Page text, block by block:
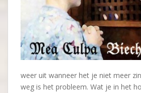
weer uit wanneer het je niet meer
weg is het probleem. Wat je in het